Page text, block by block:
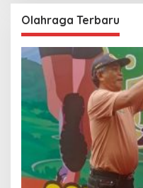
Olahraga Terbaru